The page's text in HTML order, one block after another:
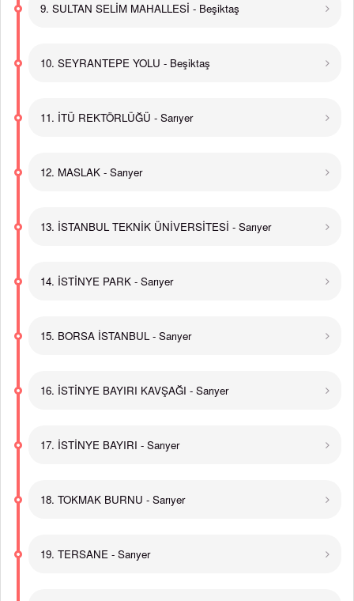
9. SULTAN SELİM MAHALLESİ - Beşiktaş
10. SEYRANTEPE YOLU - Beşiktaş
11. İTÜ REKTÖRLÜĞÜ - Sarıyer
12. MASLAK - Sarıyer
13. İSTANBUL TEKNİK ÜNİVERSİTESİ - Sarıyer
14. İSTİNYE PARK - Sarıyer
15. BORSA İSTANBUL - Sarıyer
16. İSTİNYE BAYIRI KAVŞAĞI - Sarıyer
17. İSTİNYE BAYIRI - Sarıyer
18. TOKMAK BURNU - Sarıyer
19. TERSANE - Sarıyer